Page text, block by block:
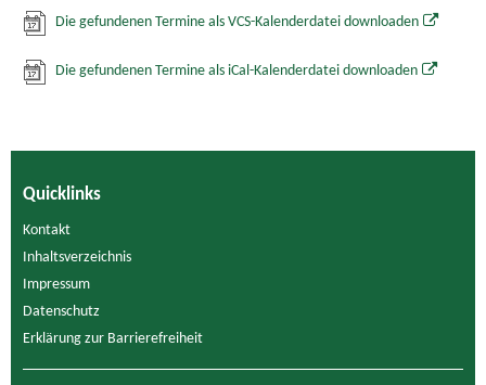
Die gefundenen Termine als VCS-Kalenderdatei downloaden
Die gefundenen Termine als iCal-Kalenderdatei downloaden
Quicklinks
Kontakt
Inhaltsverzeichnis
Impressum
Datenschutz
Erklärung zur Barrierefreiheit